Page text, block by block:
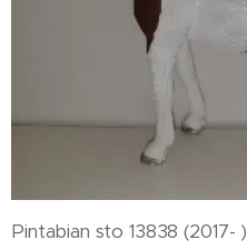
Pintabian sto 13838 (2017- )